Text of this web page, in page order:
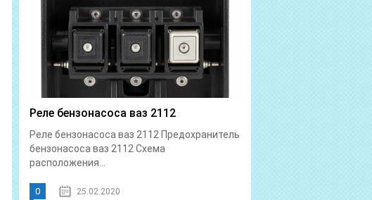
Реле бензонасоса ваз 2112
Реле бензонасоса ваз 2112 Предохранитель
бензонасоса ваз 2112 Схема
расположения...
0 25.02.2020